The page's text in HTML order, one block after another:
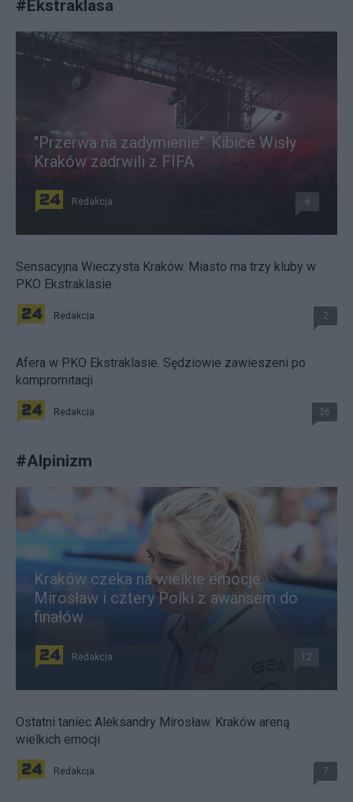
# Ekstraklasa
"Przerwa na zadymienie". Kibice Wisły
Kraków zadrwili z FIFA
Redakcja 6
Sensacyjna Wieczysta Kraków. Miasto ma trzy kluby w
PKO Ekstraklasie
Redakcja 2
Afera w PKO Ekstraklasie. Sędziowie zawieszeni po
kompromitacji
Redakcja 26
#Alpinizm
Kraków czeka na wielkie emocje.
Mirosław i cztery Polki z awansem do
finałów
Redakcja 12
Ostatni taniec Aleksandry Mirosław. Kraków areną
wielkich emocji
Redakcja 7